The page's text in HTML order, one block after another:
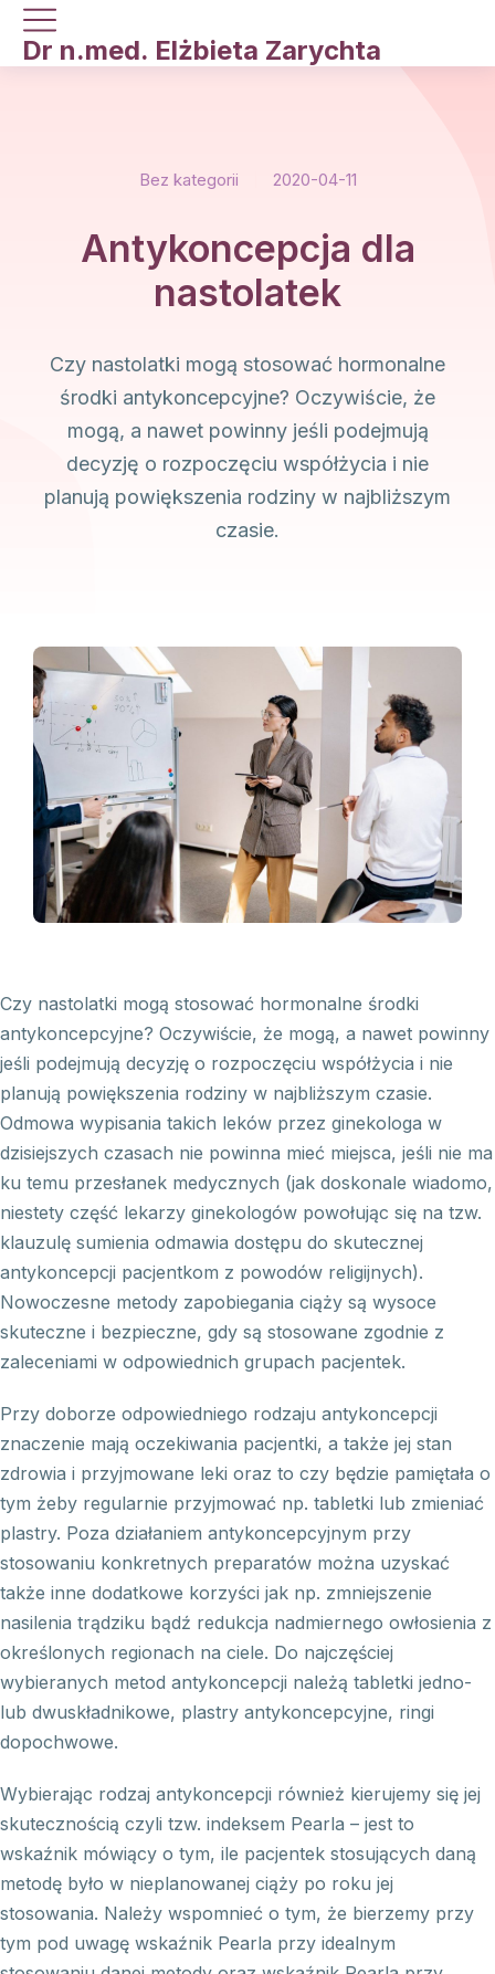
Dr n.med. Elżbieta Zarychta
Bez kategorii 2020-04-11
Antykoncepcja dla
nastolatek
Czy nastolatki mogą stosować hormonalne
środki antykoncepcyjne? Oczywiście, że
mogą, a nawet powinny jeśli podejmują
decyzję o rozpoczęciu współżycia i nie
planują powiększenia rodziny w najbliższym
czasie.
Czy nastolatki mogą stosować hormonalne środki
antykoncepcyjne? Oczywiście, że mogą, a nawet powinny
jeśli podejmują decyzję o rozpoczęciu współżycia i nie
planują powiększenia rodziny w najbliższym czasie.
Odmowa wypisania takich leków przez ginekologa w
dzisiejszych czasach nie powinna mieć miejsca, jeśli nie ma
ku temu przesłanek medycznych (jak doskonale wiadomo,
niestety część lekarzy ginekologów powołując się na tzw.
klauzulę sumienia odmawia dostępu do skutecznej
antykoncepcji pacjentkom z powodów religijnych).
Nowoczesne metody zapobiegania ciąży są wysoce
skuteczne i bezpieczne, gdy są stosowane zgodnie z
zaleceniami w odpowiednich grupach pacjentek.
Przy doborze odpowiedniego rodzaju antykoncepcji
znaczenie mają oczekiwania pacjentki, a także jej stan
zdrowia i przyjmowane leki oraz to czy będzie pamiętała o
tym żeby regularnie przyjmować np. tabletki lub zmieniać
plastry. Poza działaniem antykoncepcyjnym przy
stosowaniu konkretnych preparatów można uzyskać
także inne dodatkowe korzyści jak np. zmniejszenie
nasilenia trądziku bądź redukcja nadmiernego owłosienia z
określonych regionach na ciele. Do najczęściej
wybieranych metod antykoncepcji należą tabletki jedno-
lub dwuskładnikowe, plastry antykoncepcyjne, ringi
dopochwowe.
Wybierając rodzaj antykoncepcji również kierujemy się jej
skutecznością czyli tzw. indeksem Pearla – jest to
wskaźnik mówiący o tym, ile pacjentek stosujących daną
metodę było w nieplanowanej ciąży po roku jej
stosowania. Należy wspomnieć o tym, że bierzemy przy
tym pod uwagę wskaźnik Pearla przy idealnym